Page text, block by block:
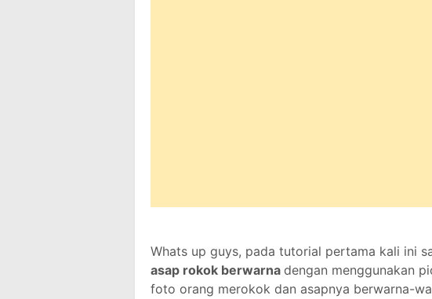
Whats up guys, pada tutorial pertama kali ini
asap rokok berwarna dengan menggunakan
foto orang merokok dan asapnya berwarna-